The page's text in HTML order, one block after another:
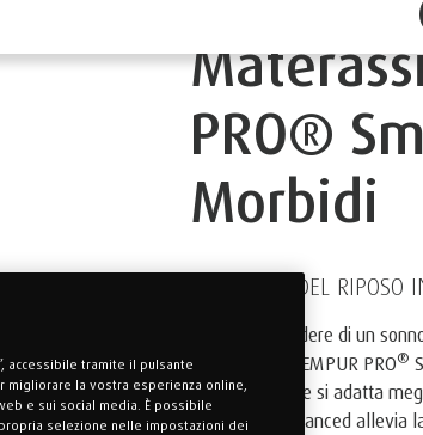
PRO®
Morbidi
IL FUTURO DEL RIPOSO
Preparati a godere di un
presentiamo TEMPUR PRO®
più fresco e che si adatta
TEMPUR
Advanced allevia
accessibile tramite il pulsante
migliorare la vostra esperienza online,
e sui social media. È possibile
selezione nelle impostazioni dei